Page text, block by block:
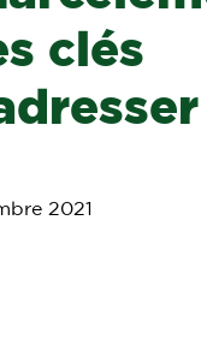
clés
2021